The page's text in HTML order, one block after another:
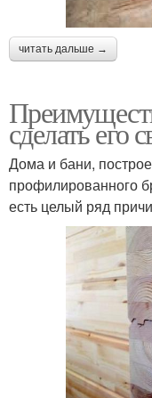
читать дальше →
сделать его
Дома и бани,
профилированного
есть целый ряд